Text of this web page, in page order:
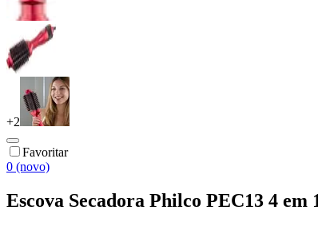
+2
Favoritar
0 (novo)
Escova Secadora Philco PEC13 4